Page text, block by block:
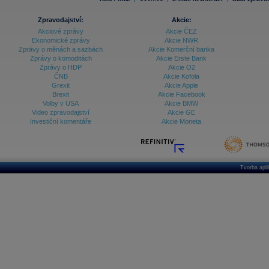
Zpravodajství:
Akciové zprávy
Ekonomické zprávy
Zprávy o měnách a sazbách
Zprávy o komoditách
Zprávy o HDP
ČNB
Grexit
Brexit
Volby v USA
Video zpravodajství
Investiční komentáře
Akcie:
Akcie ČEZ
Akcie NWR
Akcie Komerční banka
Akcie Erste Bank
Akcie O2
Akcie Kofola
Akcie Apple
Akcie Facebook
Akcie BMW
Akcie GE
Akcie Moneta
Tvorba